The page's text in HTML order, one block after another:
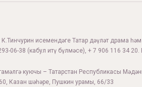
исемендәге Татар дәүләт драма
06-38 (кабул итү бүлмәсе), + 7 906 116 34 20.
куючы – Татарстан Республикасы
Казан шәһәре, Пушкин урамы, 66/33